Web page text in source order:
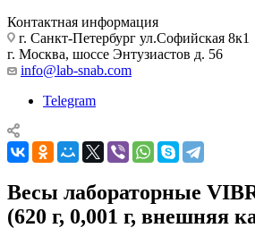
Контактная информация
г. Санкт-Петербург ул.Софийская 8к1
г. Москва, шоссе Энтузиастов д. 56
info@lab-snab.com
Telegram
Весы лабораторные
(620 г, 0,001 г, внешняя